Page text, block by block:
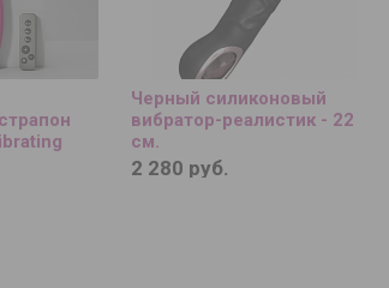
size XL
Черный силиконовый
вибратор-реалистик - 22
см.
2 280 руб.